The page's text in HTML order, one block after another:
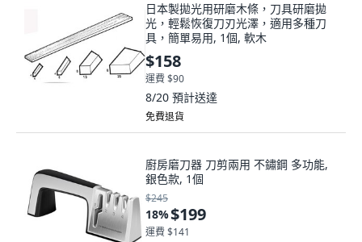
日本製拋光用研磨木條，刀具研磨拋
光，輕鬆恢復刀刃光澤，適用多種刀
具，簡單易用, 1個, 軟木
$158
運費 $90
8/20 預計送達
免費退貨
廚房磨刀器 刀剪兩用 不鏽鋼 多功能,
銀色款, 1個
$245
18%$199
運費 $141